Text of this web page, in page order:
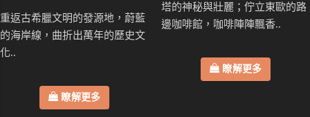
重返古希臘文明的發源地，蔚藍
的海岸線，曲折出萬年的歷史文
化..
瞭解更多
塔的神秘與壯麗；佇立東歐的路
邊咖啡館，咖啡陣陣飄香..
瞭解更多